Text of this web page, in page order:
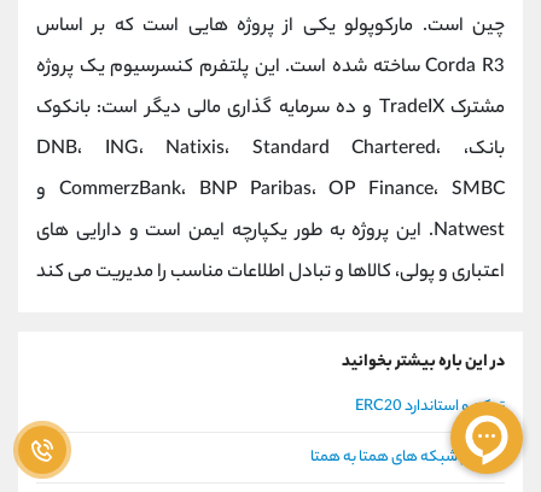
چین است. مارکوپولو یکی از پروژه هایی است که بر اساس
Corda R3 ساخته شده است. این پلتفرم کنسرسیوم یک پروژه
مشترک TradeIX و ده سرمایه گذاری مالی دیگر است: بانکوک
بانک، DNB، ING، Natixis، Standard Chartered،
CommerzBank، BNP Paribas، OP Finance، SMBC و
Natwest. این پروژه به طور یکپارچه ایمن است و دارایی های
اعتباری و پولی، کالاها و تبادل اطلاعات مناسب را مدیریت می کند
در این باره بیشتر بخوانید
توکن و استاندارد ERC20
مفهوم شبکه های همتا به همتا